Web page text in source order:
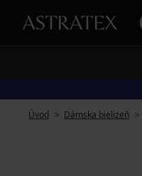
Úvod Dámska bielizeň